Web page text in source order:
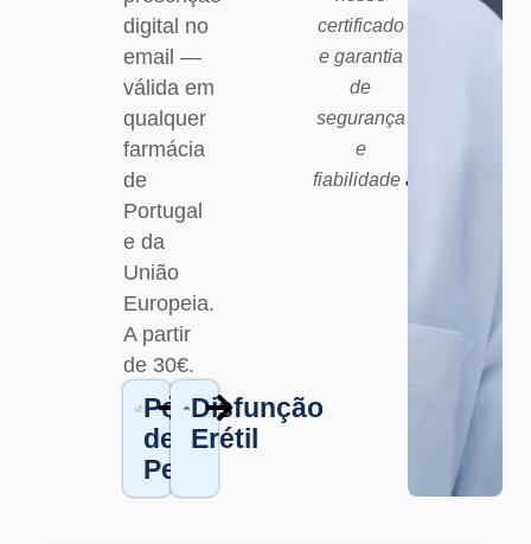
digital no
email —
válida em
qualquer
farmácia
de
Portugal
e da
União
Europeia.
A partir
de 30€.
Perda
de
Peso
Disfunção
Erétil
certificado
e garantia
de
segurança
e
fiabilidade aqui.